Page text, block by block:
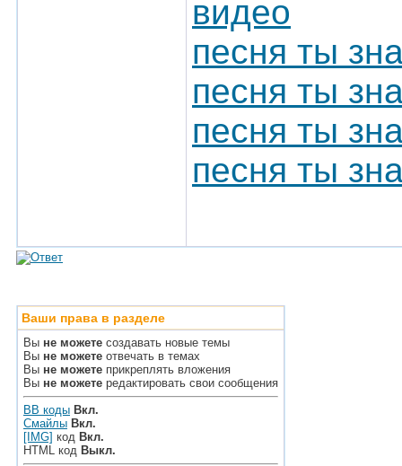
видео
песня ты
песня ты
песня ты
песня ты
Ваши права в разделе
Вы не можете создавать новые темы
Вы не можете отвечать в темах
Вы не можете прикреплять вложения
Вы не можете редактировать свои сообщения
BB коды Вкл.
Смайлы Вкл.
[IMG] код Вкл.
HTML код Выкл.